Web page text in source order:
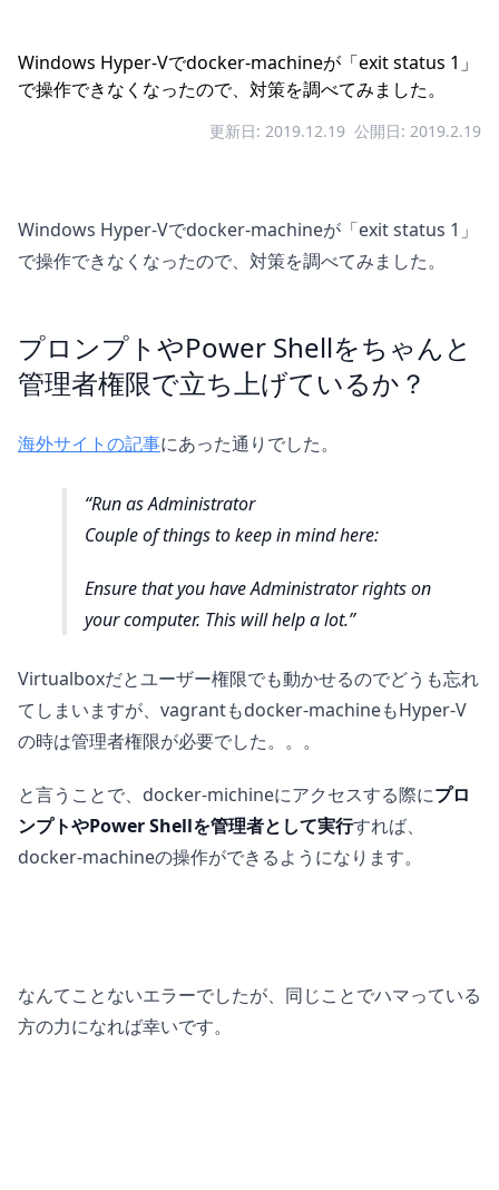
Windows Hyper-Vでdocker-machineが「exit status 1」
で操作できなくなったので、対策を調べてみました。
更新日: 2019.12.19 公開日: 2019.2.19
Windows Hyper-Vでdocker-machineが「exit status 1」
で操作できなくなったので、対策を調べてみました。
プロンプトやPower Shellをちゃんと
管理者権限で立ち上げているか？
海外サイトの記事にあった通りでした。
Run as Administrator
Couple of things to keep in mind here:
Ensure that you have Administrator rights on
your computer. This will help a lot.
Virtualboxだとユーザー権限でも動かせるのでどうも忘れ
てしまいますが、vagrantもdocker-machineもHyper-V
の時は管理者権限が必要でした。。。
と言うことで、docker-michineにアクセスする際にプロ
ンプトやPower Shellを管理者として実行すれば、
docker-machineの操作ができるようになります。
なんてことないエラーでしたが、同じことでハマっている
方の力になれば幸いです。